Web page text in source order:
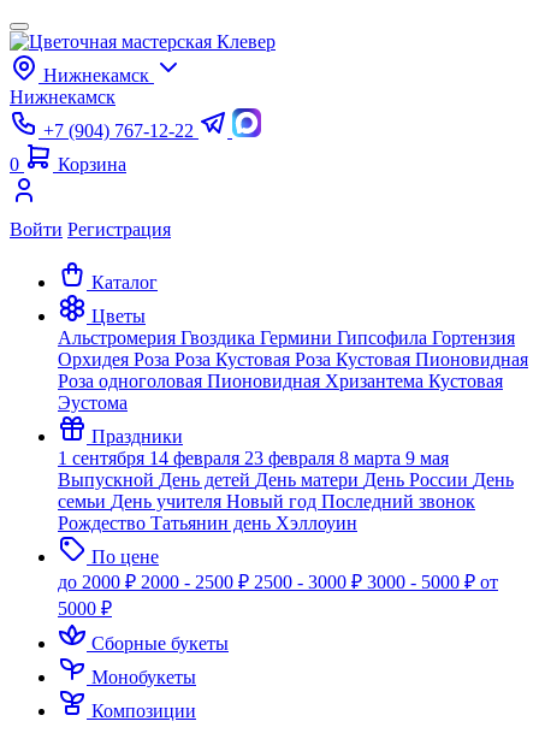
Нижнекамск
Нижнекамск
+7 (904) 767-12-22
0
Корзина
Войти Регистрация
Каталог
Цветы
Альстромерия Гвоздика Гермини Гипсофила Гортензия
Орхидея Роза Роза Кустовая Роза Кустовая Пионовидная
Роза одноголовая Пионовидная Хризантема Кустовая
Эустома
Праздники
1 сентября 14 февраля 23 февраля 8 марта 9 мая
Выпускной День детей День матери День России День
семьи День учителя Новый год Последний звонок
Рождество Татьянин день Хэллоуин
По цене
до 2000 ₽ 2000 - 2500 ₽ 2500 - 3000 ₽ 3000 - 5000 ₽ от
5000 ₽
Сборные букеты
Монобукеты
Композиции